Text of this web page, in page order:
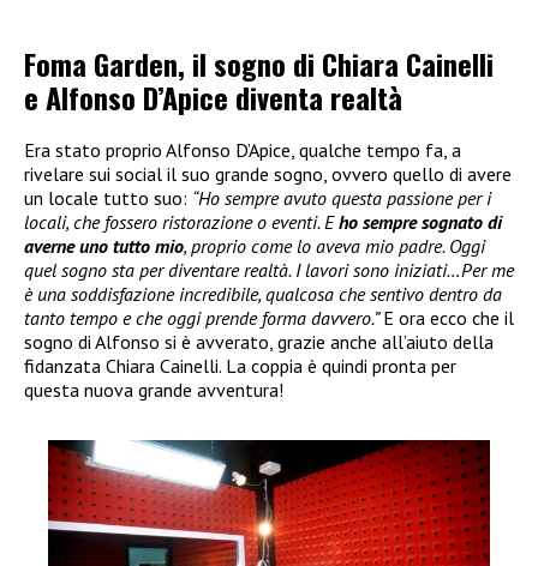
Foma Garden, il sogno di Chiara Cainelli
e Alfonso D’Apice diventa realtà
Era stato proprio Alfonso D’Apice, qualche tempo fa, a
rivelare sui social il suo grande sogno, ovvero quello di avere
un locale tutto suo: “Ho sempre avuto questa passione per i
locali, che fossero ristorazione o eventi. Eho sempre sognato di
averne uno tutto mio, proprio come lo aveva mio padre. Oggi
quel sogno sta per diventare realtà. I lavori sono iniziati…Per me
è una soddisfazione incredibile, qualcosa che sentivo dentro da
tanto tempo e che oggi prende forma davvero.”E ora ecco che il
sogno di Alfonso si è avverato, grazie anche all’aiuto della
fidanzata Chiara Cainelli. La coppia è quindi pronta per
questa nuova grande avventura!